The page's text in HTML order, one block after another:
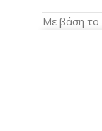
Με βάση το